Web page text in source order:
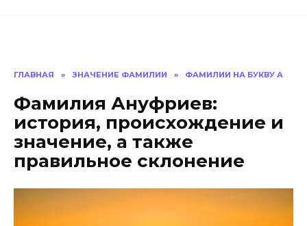
ГЛАВНАЯ » ЗНАЧЕНИЕ ФАМИЛИИ » ФАМИЛИИ НА БУКВУ А
Фамилия Ануфриев:
история, происхождение и
значение, а также
правильное склонение